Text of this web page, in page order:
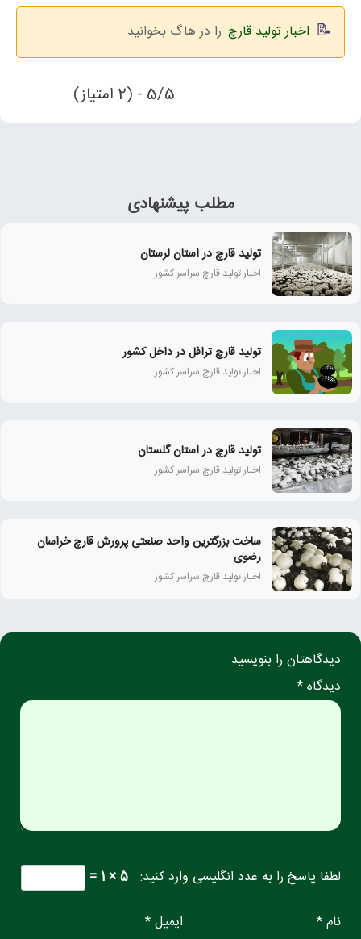
اخبار تولید قارچ را در هاگ بخوانید.
5/5 - (2 امتیاز)
مطلب پیشنهادی
تولید قارچ در استان لرستان
اخبار تولید قارچ سراسر کشور
تولید قارچ ترافل در داخل کشور
اخبار تولید قارچ سراسر کشور
تولید قارچ در استان گلستان
اخبار تولید قارچ سراسر کشور
ساخت بزرگترین واحد صنعتی پرورش قارچ خراسان
رضوی
اخبار تولید قارچ سراسر کشور
دیدگاهتان را بنویسید
دیدگاه *
لطفا پاسخ را به عدد انگلیسی وارد کنید: 5 × 1 =
نام * ایمیل *